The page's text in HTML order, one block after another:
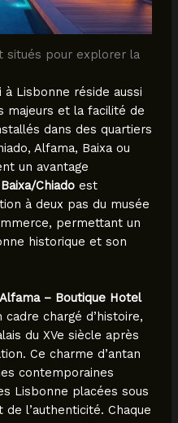
situés pour explorer la
à Lisbonne réside aussi
majeurs et la facilité de
dans des quartiers
Alfama, Baixa ou
un avantage
Chiadoest
à deux pas du musée
permettant un
historique et son
– Boutique Hotel
chargé d’histoire,
du XVe siècle après
Ce charme d’antan
contemporaines
Lisbonne placées sous
l’authenticité. Chaque